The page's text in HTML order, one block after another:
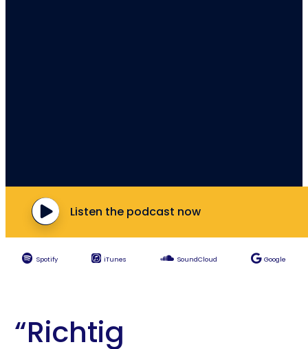
Listen the podcast now
Spotify iTunes SoundCloud Google
“Richtig